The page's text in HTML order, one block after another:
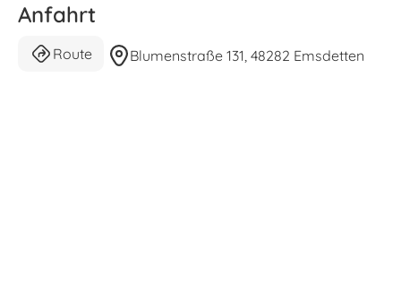
Anfahrt
Route Blumenstraße 131, 48282 Emsdetten